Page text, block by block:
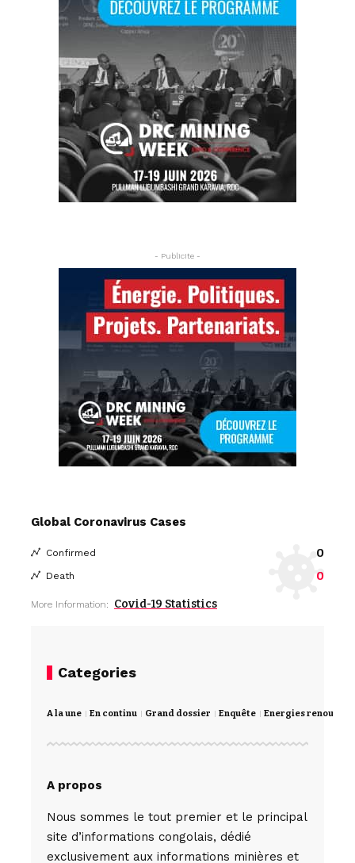
- Publicite -
Global Coronavirus Cases
Confirmed 0
Death 0
More Information: Covid-19 Statistics
Categories
A la une En continu Grand dossier Enquête Energies
A propos
Nous sommes le tout premier et le principal
site d’informations congolais, dédié
exclusivement aux informations minières et